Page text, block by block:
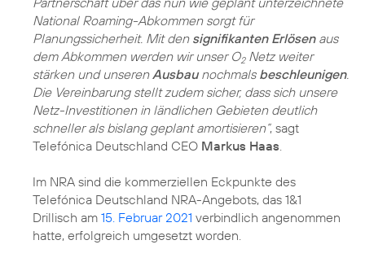
National Roaming-Abkommen sorgt für
Planungssicherheit. Mit den signifikanten Erlösenaus
dem Abkommen werden wir unser O2Netz weiter
stärken und unserenAusbaunochmals beschleunigen.
Die Vereinbarung stellt zudem sicher, dass sich unsere
Netz-Investitionen in ländlichen Gebieten deutlich
schneller als bislang geplant amortisieren“, sagt
Telefónica Deutschland CEO Markus Haas.
Im NRA sind die kommerziellen Eckpunkte des
Telefónica Deutschland NRA-Angebots, das 1&1
Drillisch am 15. Februar 2021 verbindlich angenommen
hatte, erfolgreich umgesetzt worden.